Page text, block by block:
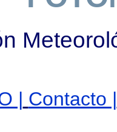
| Contacto |